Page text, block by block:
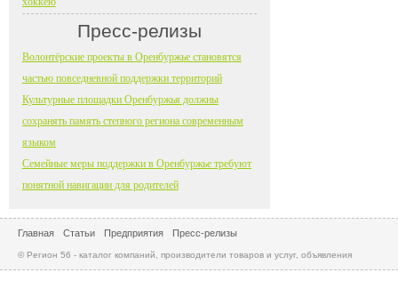
Пресс-релизы
Волонтёрские проекты в Оренбуржье становятся
частью повседневной поддержки территорий
Культурные площадки Оренбуржья должны
сохранять память степного региона современным
языком
Семейные меры поддержки в Оренбуржье требуют
понятной навигации для родителей
Главная Статьи Предприятия Пресс-релизы
© Регион 56 - каталог компаний, производители товаров и услуг, объявления